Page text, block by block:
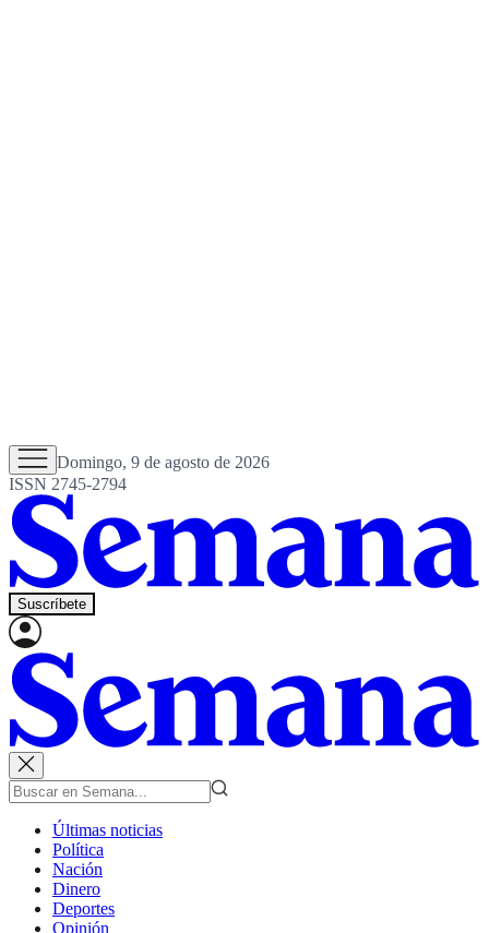
Domingo, 9 de agosto de 2026
ISSN 2745-2794
Suscríbete
Últimas noticias
Política
Nación
Dinero
Deportes
Opinión